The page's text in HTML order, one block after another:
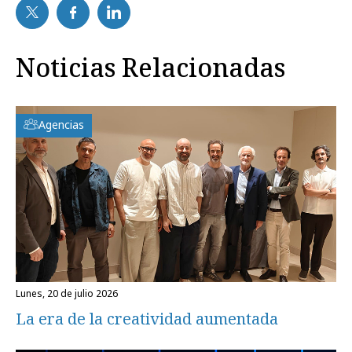
Noticias Relacionadas
Agencias
lunes, 20 de julio 2026
La era de la creatividad aumentada